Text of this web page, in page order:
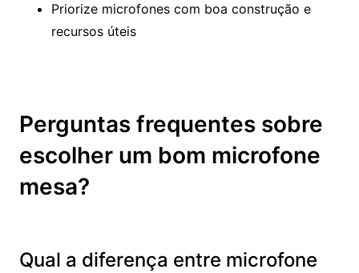
Priorize microfones com boa construção e
recursos úteis
Perguntas frequentes sobre
escolher um bom microfone
mesa?
Qual a diferença entre microfone